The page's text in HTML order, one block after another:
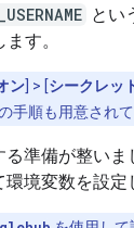
とい
す。
ン ] > [シークレッ
手順も用意されて
準備が整い
境変数を設定